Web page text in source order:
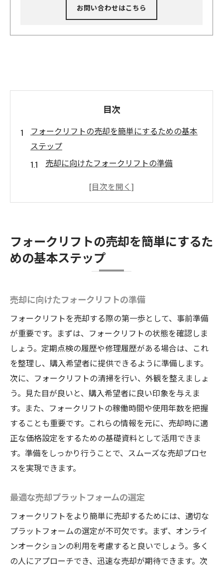
お問い合わせはこちら
目次
フォークリフトの売却を簡単にするための基本
ステップ
売却に向けたフォークリフトの準備
最適な売却プラットフォームの選定
交渉を成功させるためのヒント
スムーズな引き渡しプロセス
市場調査の活用法
フォークリフトの状態を最大限にアピール
する方法
地元業者とのネットワークの構築
広告戦略で差をつける
季節要因を考慮したタイミングの選び方
長野県特有の売却チャンスを活かす
フォークリフト売却前に知っておくべき重要ポ
イント
法的手続きの確認
必要書類の準備と管理
修理やメンテナンスの判断基準
税務上の影響についての理解
売却後のサポート体制を整える
初心者でも安心！フォークリフトのスムーズな
売却方法
フォークリフトの売却を簡単にするた
めの基本ステップ
売却に向けたフォークリフトの準備
フォークリフトを売却する際の第一歩として、事前準備
が重要です。まずは、フォークリフトの状態を確認しま
しょう。定期点検の履歴や修理履歴がある場合は、これ
を整理し、購入希望者に提供できるように準備します。
次に、フォークリフトの清掃を行い、外観を整えましょ
う。見た目が良いと、購入希望者に良い印象を与えま
す。また、フォークリフトの稼働時間や使用年数を把握
することも重要です。これらの情報を元に、売却時に適
正な価格設定をするための基礎資料として活用できま
す。準備をしっかり行うことで、スムーズな売却プロセ
スを実現できます。
最適な売却プラットフォームの選定
フォークリフトをより簡単に売却するためには、適切な
プラットフォームの選定が不可欠です。まず、オンライ
ンオークションの利用を考慮すると良いでしょう。多く
の人にアプローチでき、迅速な売却が期待できます。次